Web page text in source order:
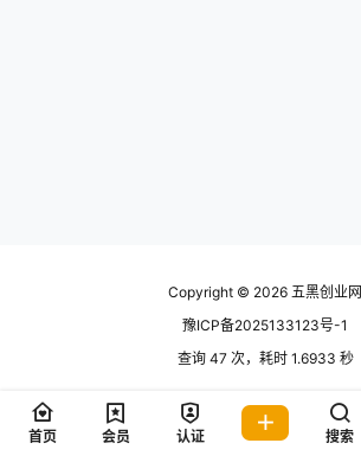
Copyright © 2026 五黑创业网
豫ICP备2025133123号-1
查询 47 次，耗时 1.6933 秒
首页 会员 认证 搜索